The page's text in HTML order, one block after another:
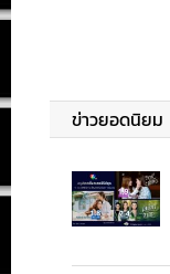
ข่าวยอดนิยม